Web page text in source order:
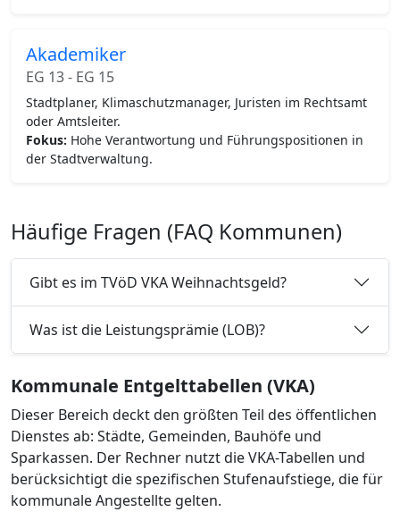
Akademiker
EG 13 - EG 15
Stadtplaner, Klimaschutzmanager, Juristen im Rechtsamt
oder Amtsleiter.
Fokus: Hohe Verantwortung und Führungspositionen in
der Stadtverwaltung.
Häufige Fragen (FAQ Kommunen)
Gibt es im TVöD VKA Weihnachtsgeld?
Was ist die Leistungsprämie (LOB)?
Kommunale Entgelttabellen (VKA)
Dieser Bereich deckt den größten Teil des öffentlichen
Dienstes ab: Städte, Gemeinden, Bauhöfe und
Sparkassen. Der Rechner nutzt die VKA-Tabellen und
berücksichtigt die spezifischen Stufenaufstiege, die für
kommunale Angestellte gelten.